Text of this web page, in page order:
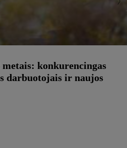
konkurencingas
darbuotojais ir naujos